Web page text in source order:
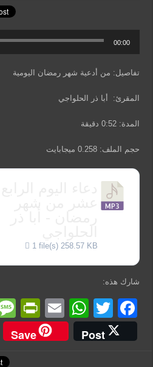
00:00
تفاصيل: من أدعية شهر رمضان اليومية
المقرئ: أبا ذر الحلواجي
المدة: 0:52 دقيقة
حجم الملف: 0.258 ميجابايت
1 file(s) 258.57 KB
شارك هذه:
F
a
c
T
wi
tt
W
h
at
E
m
ail
Pr
in
tF
Post
Save